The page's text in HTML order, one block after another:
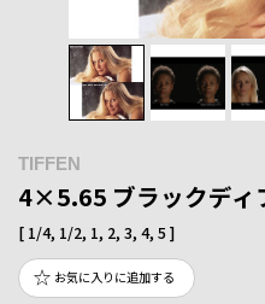
TIFFEN
4×5.65 ブラックディ
[ 1/4, 1/2, 1, 2, 3, 4, 5 ]
お気に入りに追加する